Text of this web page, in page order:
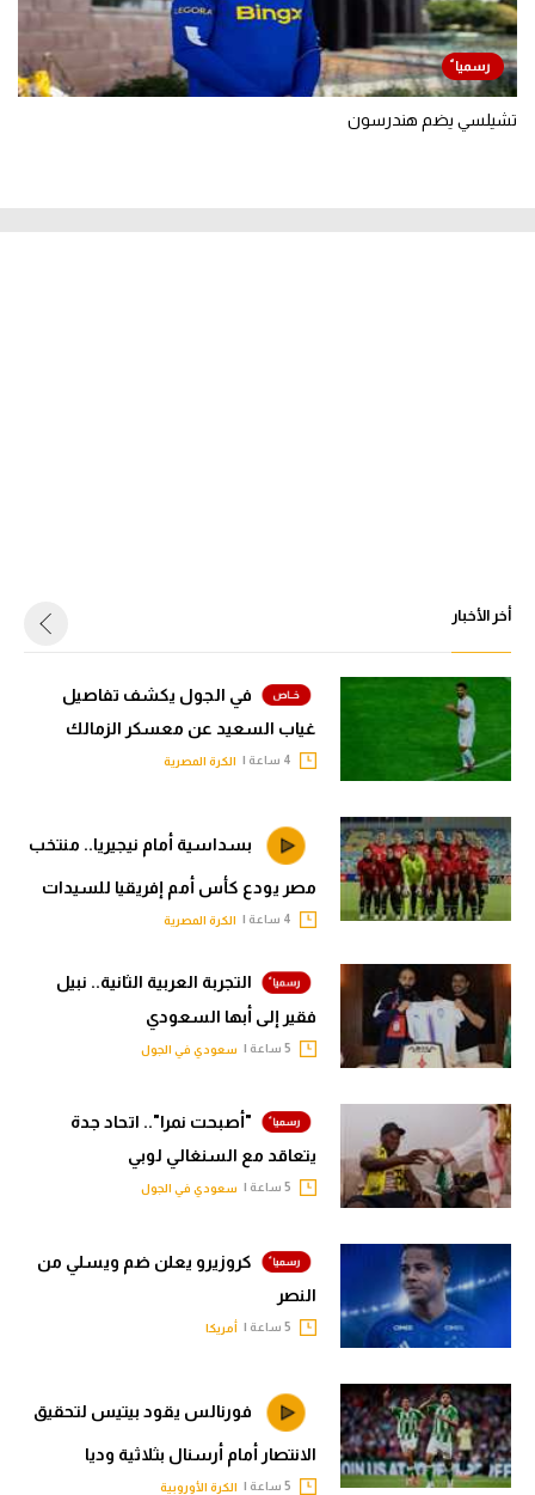
تشيلسي يضم هندرسون
أخر الأخبار
في الجول يكشف تفاصيل
غياب السعيد عن معسكر الزمالك
الكرة المصرية
بسداسية أمام نيجيريا.. منتخب
مصر يودع كأس أمم إفريقيا للسيدات
الكرة المصرية
التجربة العربية الثانية.. نبيل
فقير إلى أبها السعودي
سعودي في الجول
"أصبحت نمرا".. اتحاد جدة
يتعاقد مع السنغالي لوبي
سعودي في الجول
كروزيرو يعلن ضم ويسلي من
النصر
أمريكا
فورنالس يقود بيتيس لتحقيق
الانتصار أمام أرسنال بثلاثية وديا
الكرة الأوروبية